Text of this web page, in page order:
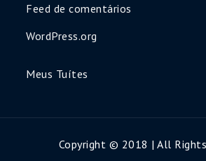
Feed de comentários
WordPress.org
Meus Tuítes
Copyright © 2018 | All